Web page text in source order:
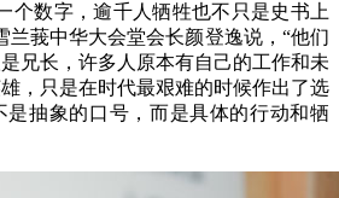
数字，逾千人牺牲也不只是史书上
兰莪中华大会堂会长颜登逸说，“他们
兄长，许多人原本有自己的工作和未
，只是在时代最艰难的时候作出了选
是抽象的口号，而是具体的行动和牺